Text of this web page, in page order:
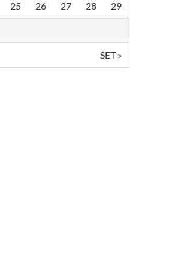
25 26 27 28 29
SET »